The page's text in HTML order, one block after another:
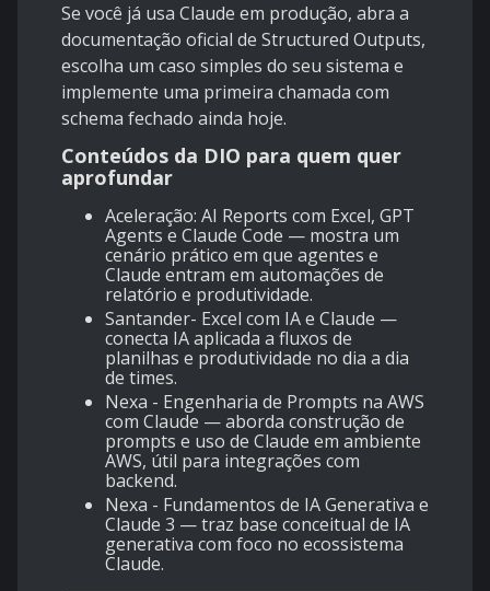
Se você já usa Claude em produção, abra a
documentação oficial de Structured Outputs,
escolha um caso simples do seu sistema e
implemente uma primeira chamada com
schema fechado ainda hoje.
Conteúdos da DIO para quem quer
aprofundar
Aceleração: AI Reports com Excel, GPT
Agents e Claude Code — mostra um
cenário prático em que agentes e
Claude entram em automações de
relatório e produtividade.
Santander- Excel com IA e Claude —
conecta IA aplicada a fluxos de
planilhas e produtividade no dia a dia
de times.
Nexa - Engenharia de Prompts na AWS
com Claude — aborda construção de
prompts e uso de Claude em ambiente
AWS, útil para integrações com
backend.
Nexa - Fundamentos de IA Generativa e
Claude 3 — traz base conceitual de IA
generativa com foco no ecossistema
Claude.